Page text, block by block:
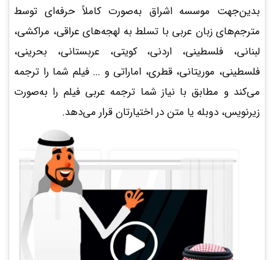
بدین‌جهت موسسه اشراق به‌صورت کاملاً حرفه‌ای توسط
مترجم‌های زبان عربی با تسلط به لهجه‌های عراقی، مراکشی،
لبنانی، فلسطینی، اردنی، کویتی، عربستانی، بحرینی،
فلسطینی، موریتانی، قطری، اماراتی و ... فیلم شما را ترجمه
می‌کند و مطابق با نیاز شما ترجمه عربی فیلم را به‌صورت
زیرنویس، دوبله یا متن در اختیارتان قرار می‌دهد.